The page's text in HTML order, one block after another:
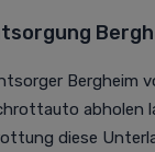
Bergheim
diese